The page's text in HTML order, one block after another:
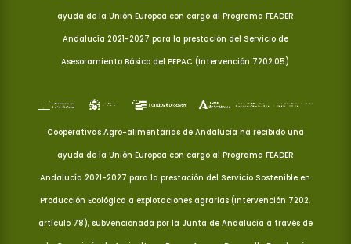
ayuda de la Unión Europea con cargo al Programa FEADER
Andalucía 2021-2027 para la prestación del Servicio de
Asesoramiento Básico del PEPAC (Intervención 7202.05)
Cooperativas Agro-alimentarias de Andalucía ha recibido una
ayuda de la Unión Europea con cargo al Programa FEADER
Andalucía 2021-2027 para la prestación del Servicio Sostenible en
Producción Ecológica a explotaciones agrarias (Intervención 7202,
artículo 78), subvencionada por la Junta de Andalucía a través de